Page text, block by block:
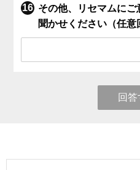
その他、リセマムに
聞かせください（任意
回答